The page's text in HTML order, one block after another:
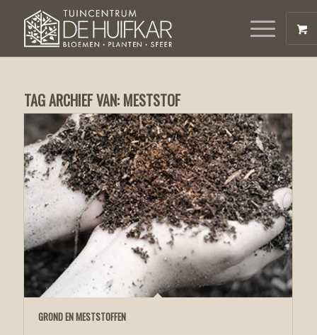
TAG ARCHIEF VAN: MESTSTOF
GROND EN MESTSTOFFEN